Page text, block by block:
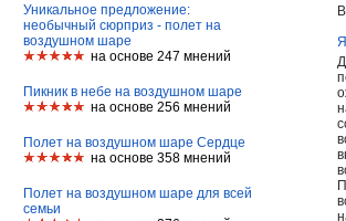
Уникальное предложение:
необычный сюрприз - полет на
воздушном шаре
на основе 247 мнений
Пикник в небе на воздушном шаре
на основе 256 мнений
Полет на воздушном шаре Сердце
на основе 358 мнений
Полет на воздушном шаре для всей
семьи